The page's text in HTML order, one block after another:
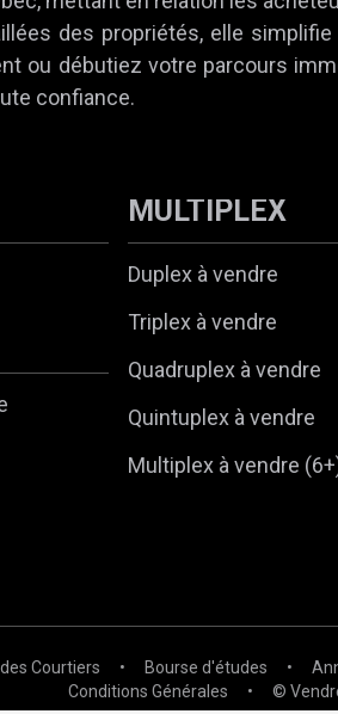
des propriétés, elle
ou débutiez votre parcours
confiance.
MULTIPLEX
Duplex à vendre
Triplex à vendre
Quadruplex à vendre
Quintuplex à vendre
Multiplex à vendre
Courtiers • Bourse d'études •
Conditions Générales
• ©